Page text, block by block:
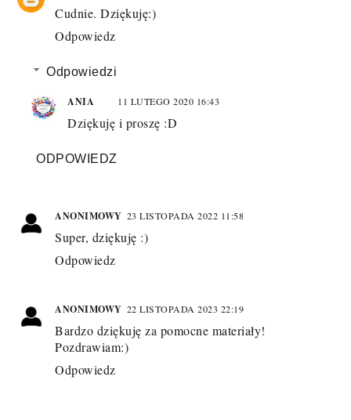
Cudnie. Dziękuję:)
Odpowiedz
Odpowiedzi
ANIA 11 LUTEGO 2020 16:43
Dziękuję i proszę :D
ODPOWIEDZ
ANONIMOWY 23 LISTOPADA 2022 11:58
Super, dziękuję :)
Odpowiedz
ANONIMOWY 22 LISTOPADA 2023 22:19
Bardzo dziękuję za pomocne materiały!
Pozdrawiam:)
Odpowiedz